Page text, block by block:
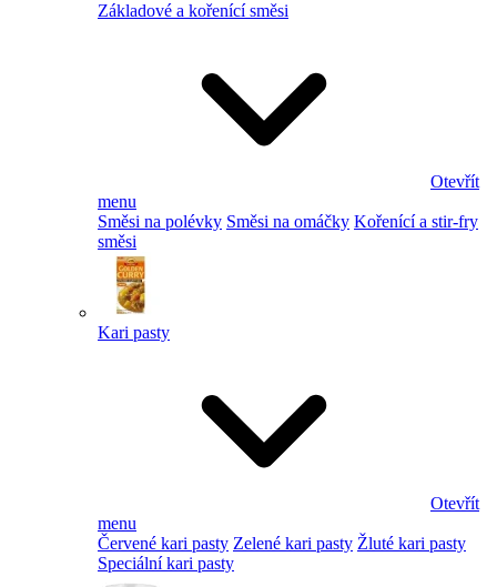
Základové a kořenící směsi
Otevřít
menu
Směsi na polévky Směsi na omáčky Kořenící a stir-fry
směsi
Kari pasty
Otevřít
menu
Červené kari pasty Zelené kari pasty Žluté kari pasty
Speciální kari pasty